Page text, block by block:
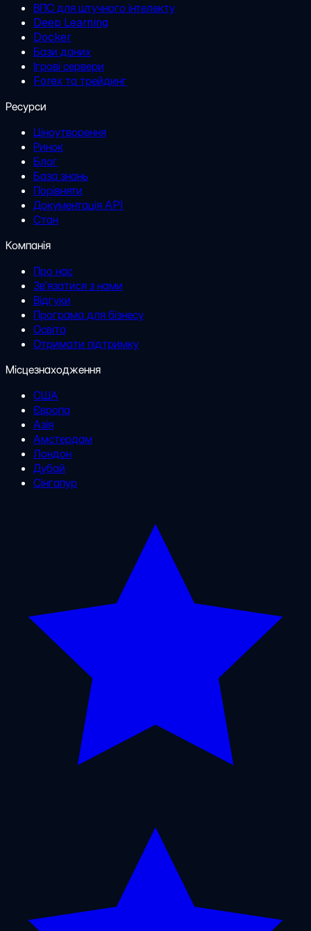
ВПС для штучного інтелекту
Deep Learning
Docker
Бази даних
Ігрові сервери
Forex та трейдинг
Ресурси
Ціноутворення
Ринок
Блог
База знань
Порівняти
Документація API
Стан
Компанія
Про нас
Зв'язатися з нами
Відгуки
Програма для бізнесу
Освіта
Отримати підтримку
Місцезнаходження
США
Європа
Азія
Амстердам
Лондон
Дубай
Сінгапур